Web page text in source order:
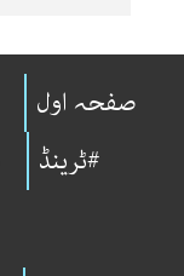
صفحہ اول
#ٹرینڈ